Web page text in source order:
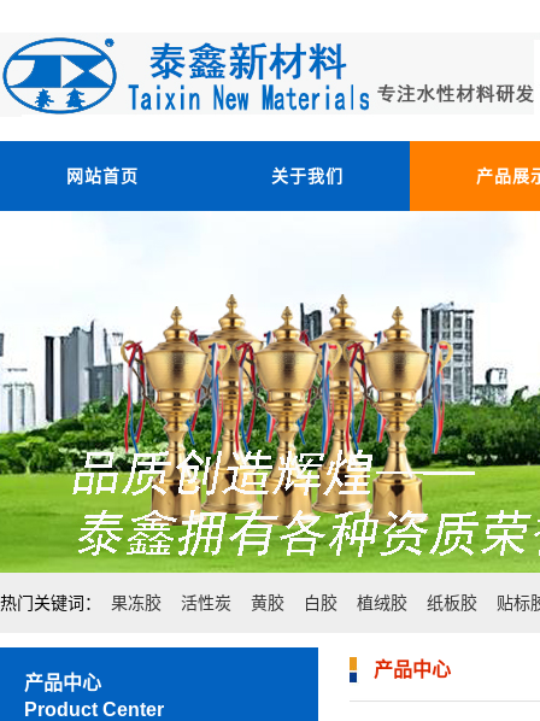
网站首页 关于我们 产品展
热门关键词： 果冻胶 活性炭 黄胶 白胶 植绒胶 纸板胶 贴标
产品中心
Product Center
产品中心